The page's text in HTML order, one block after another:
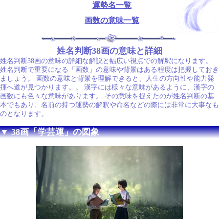
運勢名一覧
画数の意味一覧
姓名判断38画の意味と詳細
姓名判断38画の意味の詳細な解説と幅広い視点での解釈になります。
姓名判断で重要になる「画数」の意味や背景はある程度は把握しておき
ましょう。 画数の意味と背景を理解できると、人生の方向性や能力発
揮へ道が見つかります。。 漢字には様々な意味があるように、漢字の
画数にも色々な意味があります。 その意味を捉えたのが姓名判断の基
本でもあり、名前の持つ運勢の解釈や命名などの際には非常に大事なも
のとなります。
▼ 38画「学芸運」の図象